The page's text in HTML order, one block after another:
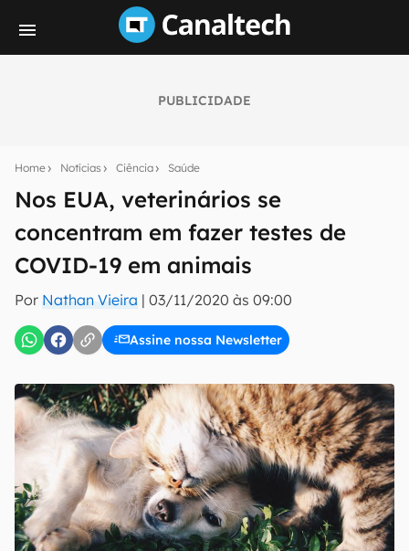
PUBLICIDADE
Home Notícias Ciência Saúde
Nos EUA, veterinários se
concentram em fazer testes de
COVID-19 em animais
Por Nathan Vieira | 03/11/2020 às 09:00
Assine nossa Newsletter
notícias e reviews sobre tecnologia em primeira
mão.
E-mail
inscreva-se
Uso e Política de Privacidade do Canaltech.